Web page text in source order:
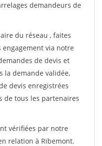
demandeurs de
du réseau , faites
via notre
de devis et
la demande validée,
devis enregistrées
de tous les partenaires
vérifiées par notre
relation à Ribemont.